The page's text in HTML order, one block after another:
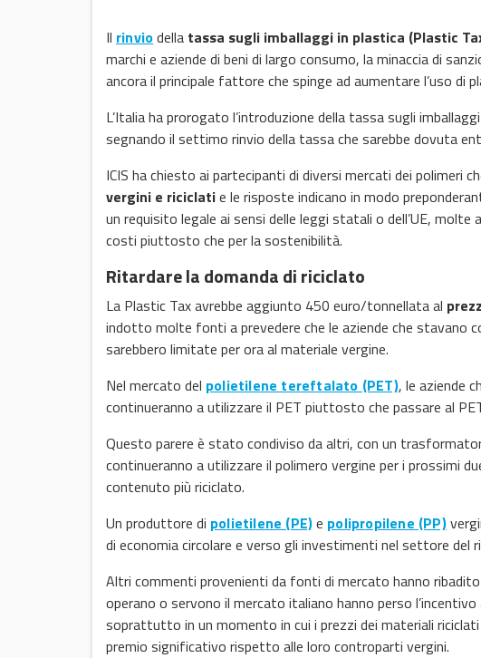
Il rinviodella tassa sugli imballaggi in plastica (Plastic
marchi e aziende di beni di largo consumo, la minaccia di
ancora il principale fattore che spinge ad aumentare l’uso di
L’Italia ha prorogato l’introduzione della tassa sugli
segnando il settimo rinvio della tassa che sarebbe dovuta
ICIS ha chiesto ai partecipanti di diversi mercati dei polimeri
vergini e riciclatie le risposte indicano in modo
un requisito legale ai sensi delle leggi statali o dell’UE,
costi piuttosto che per la sostenibilità.
Ritardare la domanda di riciclato
La Plastic Tax avrebbe aggiunto 450 euro/tonnellata al
indotto molte fonti a prevedere che le aziende che stavano
sarebbero limitate per ora al materiale vergine.
Nel mercato del polietilene tereftalato (PET), le aziende
continueranno a utilizzare il PET piuttosto che passare al
Questo parere è stato condiviso da altri, con un
continueranno a utilizzare il polimero vergine per i prossimi
contenuto più riciclato.
Un produttore di polietilene (PE)e polipropilene (PP)
di economia circolare e verso gli investimenti nel settore del
Altri commenti provenienti da fonti di mercato hanno
operano o servono il mercato italiano hanno perso l’incentivo
soprattutto in un momento in cui i prezzi dei materiali
premio significativo rispetto alle loro controparti vergini.